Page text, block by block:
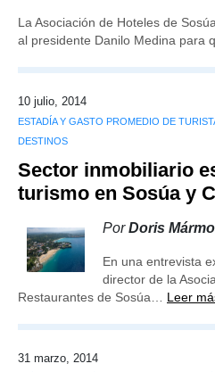
La Asociación de Hoteles de
al presidente Danilo Medina para
10 julio, 2014
ESTADÍA Y GASTO PROMEDIO DE
DESTINOS
Sector inmobiliario
turismo en Sosúa y
PorDoris
En una entrevista
director de la
Restaurantes de Sosúa… Leer
31 marzo, 2014